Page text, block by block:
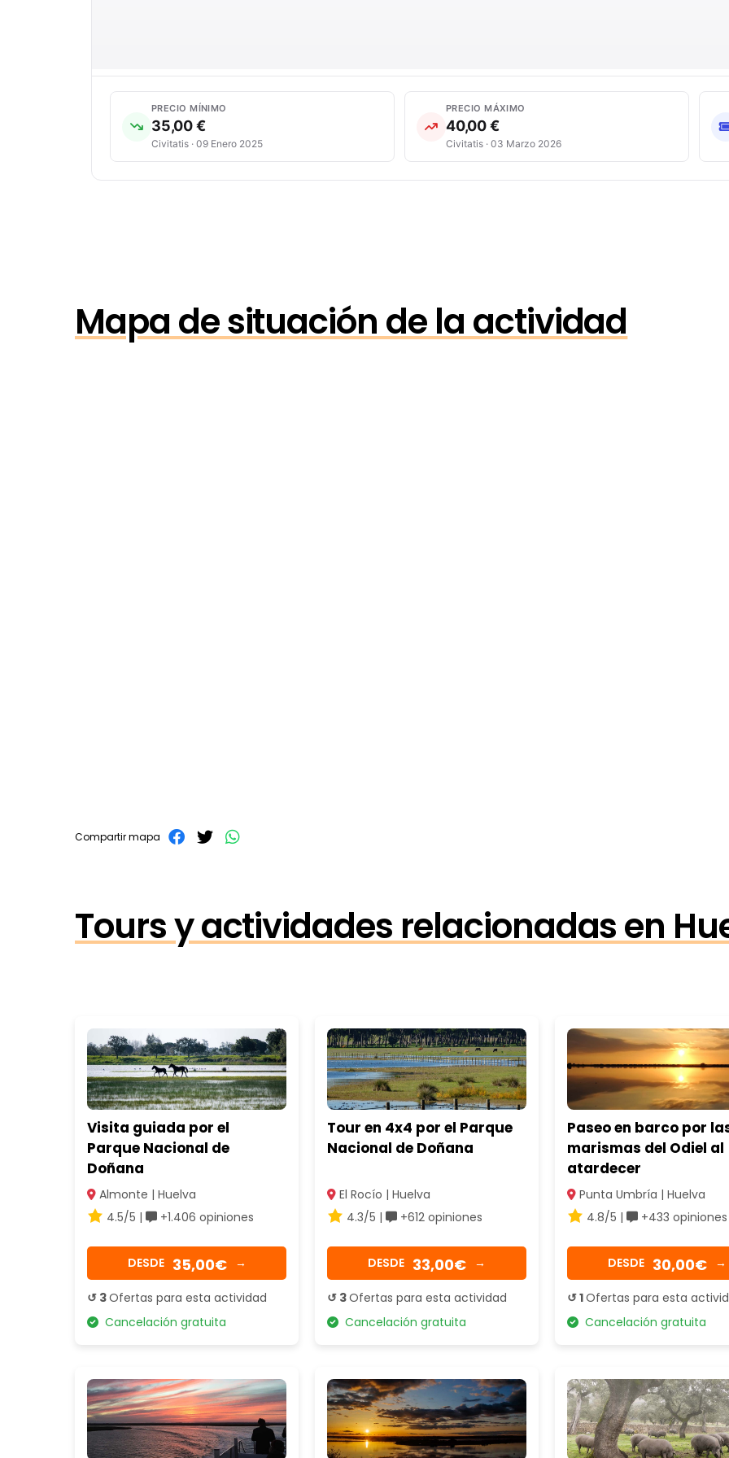
PRECIO MÍNIMO
35,00 €
Civitatis · 09 Enero 2025
PRECIO MÁXIMO
40,00 €
Civitatis · 03 Marzo 2026
Mapa de situación de la actividad
Compartir mapa
Tours y actividades relacionadas en
Visita guiada por el
Parque Nacional de
Doñana
Almonte | Huelva
4.5/5 |
+1.406 opiniones
DESDE 35,00€ →
↺ 3Ofertas para esta actividad
Cancelación gratuita
Tour en 4x4 por el Parque
Nacional de Doñana
El Rocío | Huelva
4.3/5 |
+612 opiniones
DESDE 33,00€ →
↺ 3Ofertas para esta actividad
Cancelación gratuita
Paseo en barco por
marismas del Odiel al
atardecer
Punta Umbría | Huelva
4.8/5 |
+433 opiniones
DESDE 30,00€ →
↺ 1Ofertas para esta
Cancelación gratuita